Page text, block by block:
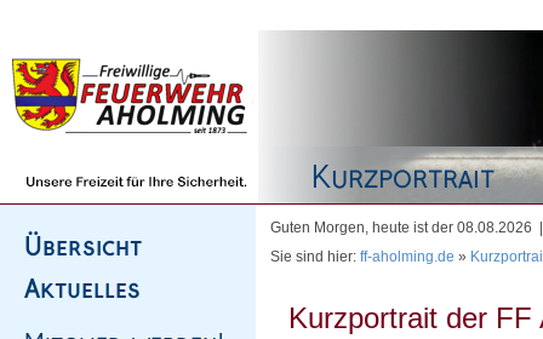
Guten Morgen, heute ist der
Sie sind hier: ff-aholming.de »
Kurzportrait der FF